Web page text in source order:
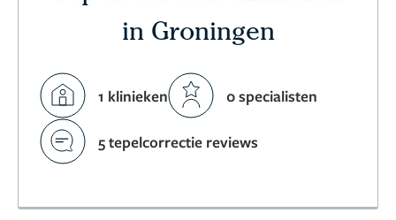
in Groningen
1 klinieken 0 specialisten
5 tepelcorrectie reviews